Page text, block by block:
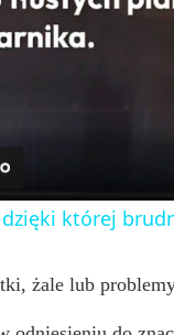
dzięki której
żale lub